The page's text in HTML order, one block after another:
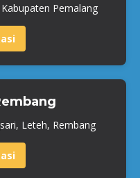
Pemalang
Leteh, Rembang